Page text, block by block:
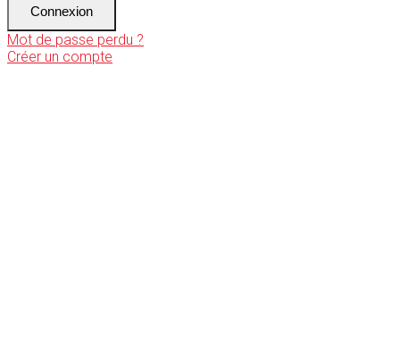
Connexion
Mot de passe perdu ?
Créer un compte